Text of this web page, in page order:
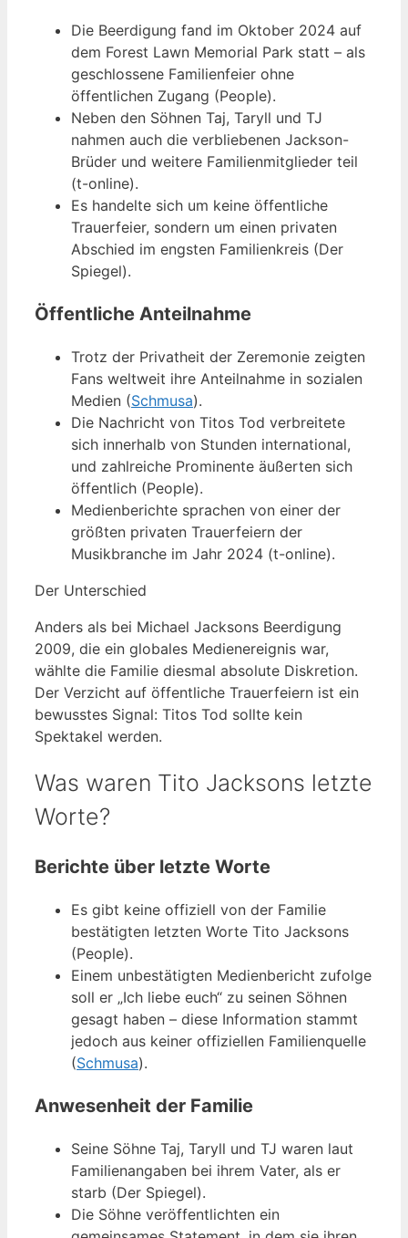
Die Beerdigung fand im Oktober 2024 auf
dem Forest Lawn Memorial Park statt – als
geschlossene Familienfeier ohne
öffentlichen Zugang (People).
Neben den Söhnen Taj, Taryll und TJ
nahmen auch die verbliebenen Jackson-
Brüder und weitere Familienmitglieder teil
(t-online).
Es handelte sich um keine öffentliche
Trauerfeier, sondern um einen privaten
Abschied im engsten Familienkreis (Der
Spiegel).
Öffentliche Anteilnahme
Trotz der Privatheit der Zeremonie zeigten
Fans weltweit ihre Anteilnahme in sozialen
Medien (Schmusa).
Die Nachricht von Titos Tod verbreitete
sich innerhalb von Stunden international,
und zahlreiche Prominente äußerten sich
öffentlich (People).
Medienberichte sprachen von einer der
größten privaten Trauerfeiern der
Musikbranche im Jahr 2024 (t-online).
Der Unterschied
Anders als bei Michael Jacksons Beerdigung
2009, die ein globales Medienereignis war,
wählte die Familie diesmal absolute Diskretion.
Der Verzicht auf öffentliche Trauerfeiern ist ein
bewusstes Signal: Titos Tod sollte kein
Spektakel werden.
Was waren Tito Jacksons letzte
Worte?
Berichte über letzte Worte
Es gibt keine offiziell von der Familie
bestätigten letzten Worte Tito Jacksons
(People).
Einem unbestätigten Medienbericht zufolge
soll er „Ich liebe euch“ zu seinen Söhnen
gesagt haben – diese Information stammt
jedoch aus keiner offiziellen Familienquelle
(Schmusa).
Anwesenheit der Familie
Seine Söhne Taj, Taryll und TJ waren laut
Familienangaben bei ihrem Vater, als er
starb (Der Spiegel).
Die Söhne veröffentlichten ein